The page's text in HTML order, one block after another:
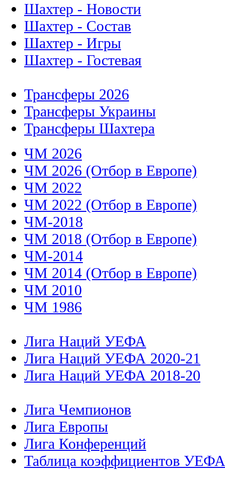
Шахтер - Новости
Шахтер - Состав
Шахтер - Игры
Шахтер - Гостевая
Трансферы 2026
Трансферы Украины
Трансферы Шахтера
ЧМ 2026
ЧМ 2026 (Отбор в Европе)
ЧМ 2022
ЧМ 2022 (Отбор в Европе)
ЧМ-2018
ЧМ 2018 (Отбор в Европе)
ЧМ-2014
ЧМ 2014 (Отбор в Европе)
ЧМ 2010
ЧМ 1986
Лига Наций УЕФА
Лига Наций УЕФА 2020-21
Лига Наций УЕФА 2018-20
Лига Чемпионов
Лига Европы
Лига Конференций
Таблица коэффициентов УЕФА